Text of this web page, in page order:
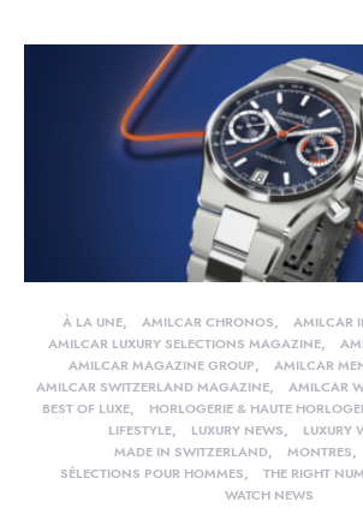
À LA UNE AMILCAR CHRONOS
AMILCAR
AMILCAR LUXURY SELECTIONS MAGAZINE
AMILCAR MAGAZINE GROUP
AMILCAR
AMILCAR SWITZERLAND MAGAZINE
AMILCAR
BEST OF LUXE
HORLOGERIE & HAUTE
LIFESTYLE
LUXURY NEWS
LUXURY
MADE IN SWITZERLAND
MONTRES
SÉLECTIONS POUR HOMMES
THE RIGHT
WATCH NEWS